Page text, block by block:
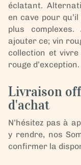
éclatant.
en cave pour
plus
ajouter ce; vin
collection et vivre
rouge d’exception.
Livraison
d'achat
N’hésitez pas à
y rendre, nos
confirmer la